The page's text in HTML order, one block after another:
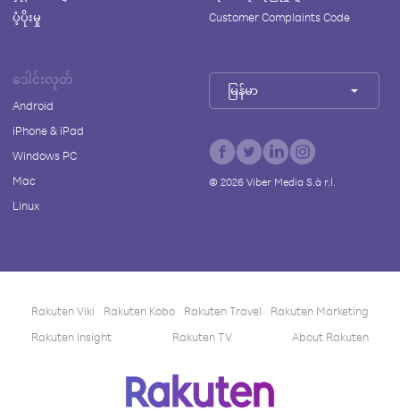
ပံ့ပိုးမှု
Customer Complaints Code
ဒေါင်းလုတ်
Android
iPhone & iPad
Windows PC
Mac
Linux
မြန်မာ
© 2026Viber Media S.à r.l.
Rakuten Viki Rakuten Kobo Rakuten Travel
Rakuten Marketing
Rakuten Insight
Rakuten TV About Rakuten